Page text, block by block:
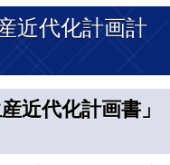
近代化計画計
近代化計画書」